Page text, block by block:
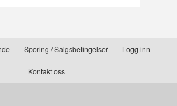
Sporing / Salgsbetingelser Logg inn
Kontakt oss